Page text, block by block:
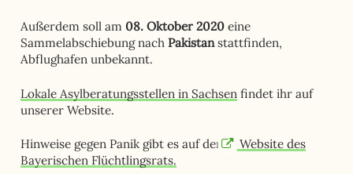
Außerdem soll am 08. Oktober 2020eine
Sammelabschiebung nach Pakistanstattfinden,
Abflughafen unbekannt.
Lokale Asylberatungsstellen in Sachsen findet ihr auf
unserer Website.
Hinweise gegen Panik gibt es auf der
Website des
Bayerischen Flüchtlingsrats.